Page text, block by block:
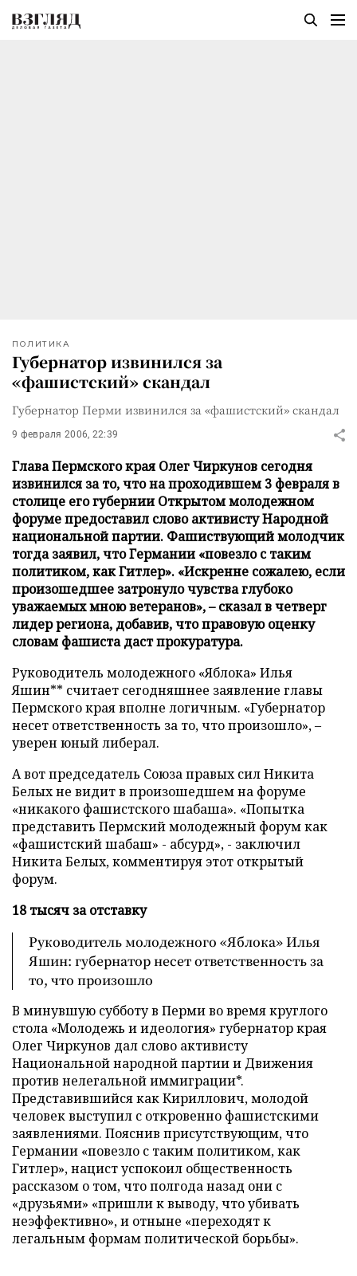
ПОЛИТИКА
Губернатор извинился за
«фашистский» скандал
Губернатор Перми извинился за «фашистский» скандал
9 февраля 2006, 22:39
Глава Пермского края Олег Чиркунов сегодня
извинился за то, что на проходившем 3 февраля в
столице его губернии Открытом молодежном
форуме предоставил слово активисту Народной
национальной партии. Фашиствующий молодчик
тогда заявил, что Германии «повезло с таким
политиком, как Гитлер». «Искренне сожалею, если
произошедшее затронуло чувства глубоко
уважаемых мною ветеранов», – сказал в четверг
лидер региона, добавив, что правовую оценку
словам фашиста даст прокуратура.
Руководитель молодежного «Яблока» Илья
Яшин** считает сегодняшнее заявление главы
Пермского края вполне логичным. «Губернатор
несет ответственность за то, что произошло», –
уверен юный либерал.
А вот председатель Союза правых сил Никита
Белых не видит в произошедшем на форуме
«никакого фашистского шабаша». «Попытка
представить Пермский молодежный форум как
«фашистский шабаш» - абсурд», - заключил
Никита Белых, комментируя этот открытый
форум.
18 тысяч за отставку
Руководитель молодежного «Яблока» Илья
Яшин: губернатор несет ответственность за
то, что произошло
В минувшую субботу в Перми во время круглого
стола «Молодежь и идеология» губернатор края
Олег Чиркунов дал слово активисту
Национальной народной партии и Движения
против нелегальной иммиграции*.
Представившийся как Кириллович, молодой
человек выступил с откровенно фашистскими
заявлениями. Пояснив присутствующим, что
Германии «повезло с таким политиком, как
Гитлер», нацист успокоил общественность
рассказом о том, что полгода назад они с
«друзьями» «пришли к выводу, что убивать
неэффективно», и отныне «переходят к
легальным формам политической борьбы».